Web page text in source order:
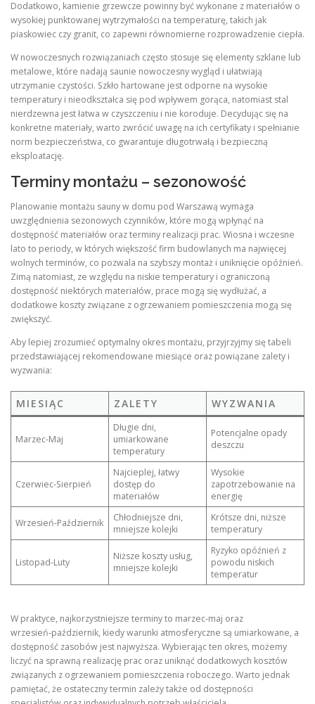
Dodatkowo, kamienie grzewcze powinny być wykonane z materiałów o
wysokiej punktowanej wytrzymałości na temperaturę, takich jak
piaskowiec czy granit, co zapewni równomierne rozprowadzenie ciepła.
W nowoczesnych rozwiązaniach często stosuje się elementy szklane lub
metalowe, które nadają saunie nowoczesny wygląd i ułatwiają
utrzymanie czystości. Szkło hartowane jest odporne na wysokie
temperatury i nieodkształca się pod wpływem gorąca, natomiast stal
nierdzewna jest łatwa w czyszczeniu i nie koroduje. Decydując się na
konkretne materiały, warto zwrócić uwagę na ich certyfikaty i spełnianie
norm bezpieczeństwa, co gwarantuje długotrwałą i bezpieczną
eksploatację.
Terminy montażu – sezonowość
Planowanie montażu sauny w domu pod Warszawą wymaga
uwzględnienia sezonowych czynników, które mogą wpłynąć na
dostępność materiałów oraz terminy realizacji prac. Wiosna i wczesne
lato to periody, w których większość firm budowlanych ma najwięcej
wolnych terminów, co pozwala na szybszy montaż i uniknięcie opóźnień.
Zimą natomiast, ze względu na niskie temperatury i ograniczoną
dostępność niektórych materiałów, prace mogą się wydłużać, a
dodatkowe koszty związane z ogrzewaniem pomieszczenia mogą się
zwiększyć.
Aby lepiej zrozumieć optymalny okres montażu, przyjrzyjmy się tabeli
przedstawiającej rekomendowane miesiące oraz powiązane zalety i
wyzwania:
MIESIĄC ZALETY WYZWANIA
Marzec‑Maj
Długie dni,
umiarkowane
temperatury
Potencjalne opady
deszczu
Czerwiec‑Sierpień
Najcieplej, łatwy
dostęp do
materiałów
Wysokie
zapotrzebowanie na
energię
Wrzesień‑Październik
Chłodniejsze dni,
mniejsze kolejki
Krótsze dni, niższe
temperatury
Listopad‑Luty
Niższe koszty usług,
mniejsze kolejki
Ryzyko opóźnień z
powodu niskich
temperatur
W praktyce, najkorzystniejsze terminy to marzec‑maj oraz
wrzesień‑październik, kiedy warunki atmosferyczne są umiarkowane, a
dostępność zasobów jest najwyższa. Wybierając ten okres, możemy
liczyć na sprawną realizację prac oraz uniknąć dodatkowych kosztów
związanych z ogrzewaniem pomieszczenia roboczego. Warto jednak
pamiętać, że ostateczny termin zależy także od dostępności